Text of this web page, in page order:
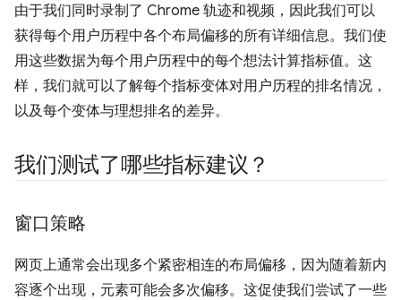
由于我们同时录制了 Chrome 轨迹和视频，因此我们可以
获得每个用户历程中各个布局偏移的所有详细信息。我们使
用这些数据为每个用户历程中的每个想法计算指标值。这
样，我们就可以了解每个指标变体对用户历程的排名情况，
以及每个变体与理想排名的差异。
我们测试了哪些指标建议？
窗口策略
网页上通常会出现多个紧密相连的布局偏移，因为随着新内
容逐个出现，元素可能会多次偏移。这促使我们尝试了一些